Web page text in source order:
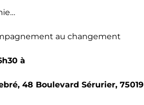
au changement
à
48 Boulevard Sérurier, 75019